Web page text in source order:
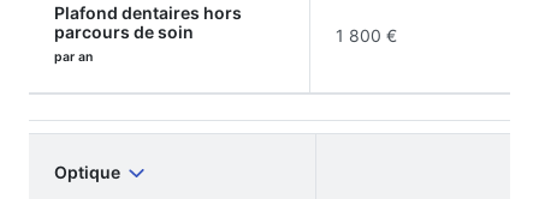
Plafond dentaires hors
parcours de soin
par an
1 800 €
Optique